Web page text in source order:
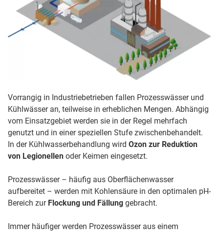
Vorrangig in Industriebetrieben fallen Prozesswässer und
Kühlwässer an, teilweise in erheblichen Mengen. Abhängig
vom Einsatzgebiet werden sie in der Regel mehrfach
genutzt und in einer speziellen Stufe zwischenbehandelt.
In der Kühlwasserbehandlung wird Ozon zur Reduktion
von Legionellen oder Keimen eingesetzt.
Prozesswässer – häufig aus Oberflächenwasser
aufbereitet – werden mit Kohlensäure in den optimalen pH-
Bereich zur Flockung und Fällung gebracht.
Immer häufiger werden Prozesswässer aus einem